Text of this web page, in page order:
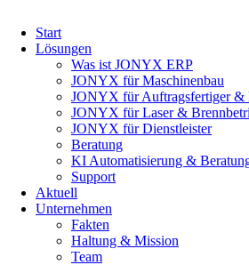
überspringen
Start
Lösungen
Was ist JONYX ERP
JONYX für Maschinenbau
JONYX für Auftragsfertiger &
JONYX für Laser &
JONYX für Dienstleister
Beratung
KI Automatisierung &
Support
Aktuell
Unternehmen
Fakten
Haltung & Mission
Team